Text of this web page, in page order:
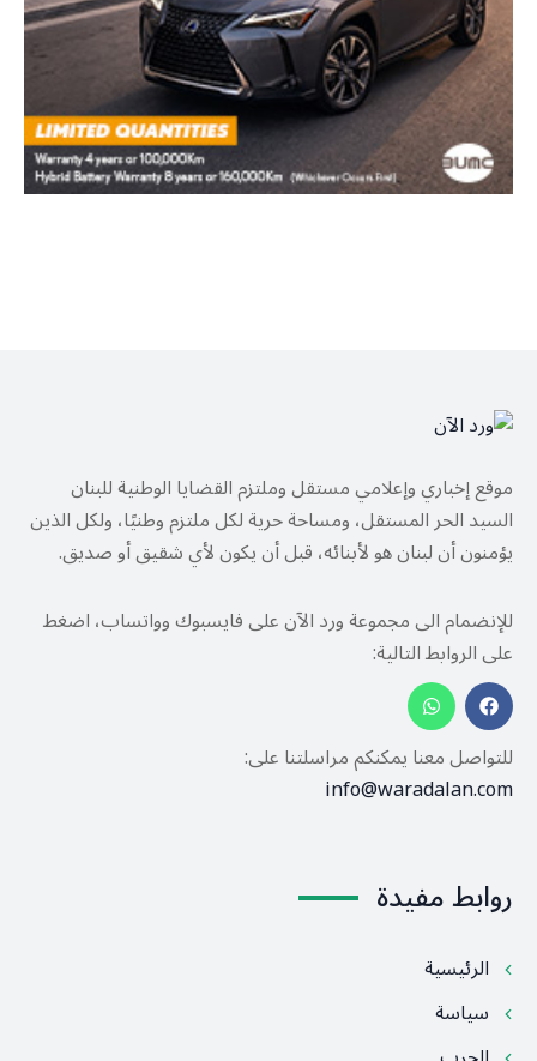
موقع إخباري وإعلامي مستقل وملتزم القضايا الوطنية للبنان
السيد الحر المستقل، ومساحة حرية لكل ملتزم وطنيًا، ولكل الذين
يؤمنون أن لبنان هو لأبنائه، قبل أن يكون لأي شقيق أو صديق.
للإنضمام الى مجموعة ورد الآن على فايسبوك وواتساب، اضغط
على الروابط التالية:
للتواصل معنا يمكنكم مراسلتنا على:
info@waradalan.com
روابط مفيدة
الرئيسية
سياسة